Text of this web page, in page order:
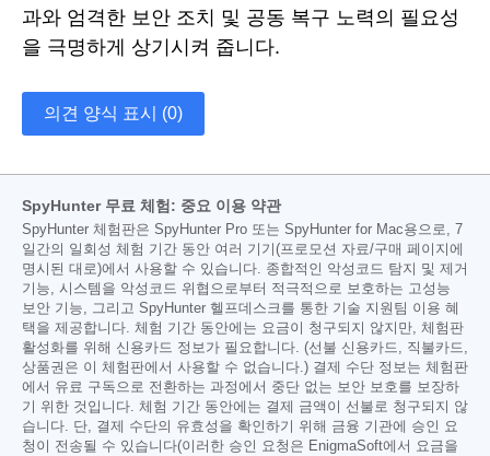
과와 엄격한 보안 조치 및 공동 복구 노력의 필요성
을 극명하게 상기시켜 줍니다.
의견 양식 표시 (0)
SpyHunter 무료 체험: 중요 이용 약관
SpyHunter 체험판은 SpyHunter Pro 또는 SpyHunter for Mac용으로, 7
일간의 일회성 체험 기간 동안 여러 기기(프로모션 자료/구매 페이지에
명시된 대로)에서 사용할 수 있습니다. 종합적인 악성코드 탐지 및 제거
기능, 시스템을 악성코드 위협으로부터 적극적으로 보호하는 고성능
보안 기능, 그리고 SpyHunter 헬프데스크를 통한 기술 지원팀 이용 혜
택을 제공합니다. 체험 기간 동안에는 요금이 청구되지 않지만, 체험판
활성화를 위해 신용카드 정보가 필요합니다. (선불 신용카드, 직불카드,
상품권은 이 체험판에서 사용할 수 없습니다.) 결제 수단 정보는 체험판
에서 유료 구독으로 전환하는 과정에서 중단 없는 보안 보호를 보장하
기 위한 것입니다. 체험 기간 동안에는 결제 금액이 선불로 청구되지 않
습니다. 단, 결제 수단의 유효성을 확인하기 위해 금융 기관에 승인 요
청이 전송될 수 있습니다(이러한 승인 요청은 EnigmaSoft에서 요금을